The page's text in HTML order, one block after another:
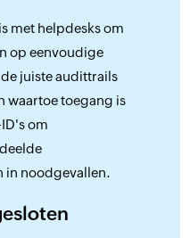
met helpdesks om
op eenvoudige
juiste audittrails
waartoe toegang is
om
in noodgevallen.